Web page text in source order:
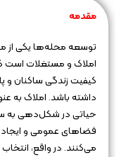
مقدمه
توسعه محله‌ها یکی از
املاک و مستغلات است
کیفیت زندگی ساکنان و
داشته باشد. املاک به
حیاتی در شکل‌دهی به
فضاهای عمومی و ایجاد
می‌کنند. در واقع،